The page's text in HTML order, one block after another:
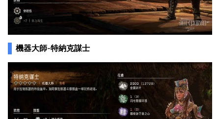
機器大師-特納克謀士